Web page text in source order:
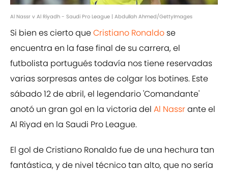
Al Nassr v Al Riyadh - Saudi Pro League | Abdullah Ahmed/GettyImages
Si bien es cierto queCristiano Ronaldo se
encuentra en la fase final de su carrera, el
futbolista portugués todavía nos tiene reservadas
varias sorpresas antes de colgar los botines. Este
sábado 12 de abril, el legendario 'Comandante'
anotó un gran gol en la victoria del Al Nassrante el
Al Riyad en la Saudi Pro League.
El gol de Cristiano Ronaldo fue de una hechura tan
fantástica, y de nivel técnico tan alto, que no sería